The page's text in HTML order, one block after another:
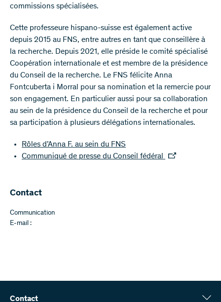
commissions spécialisées.
Cette professeure hispano-suisse est également active
depuis 2015 au FNS, entre autres en tant que conseillère à
la recherche. Depuis 2021, elle préside le comité spécialisé
Coopération internationale et est membre de la présidence
du Conseil de la recherche. Le FNS félicite Anna
Fontcuberta i Morral pour sa nomination et la remercie pour
son engagement. En particulier aussi pour sa collaboration
au sein de la présidence du Conseil de la recherche et pour
sa participation à plusieurs délégations internationales.
Rôles d’Anna F. au sein du FNS
Communiqué de presse du Conseil fédéral
Contact
Communication
E-mail :
Contact